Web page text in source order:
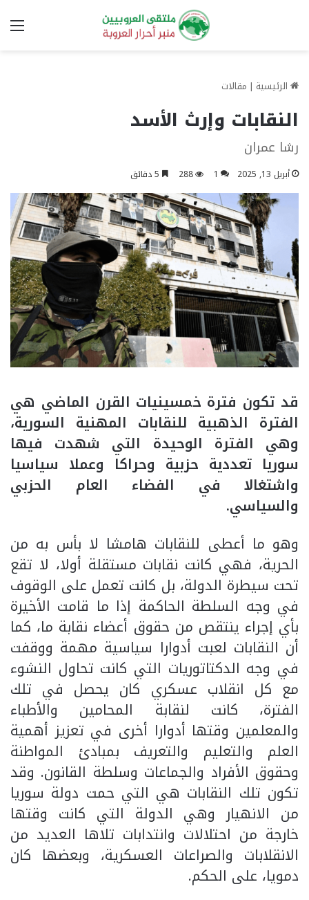
الرئيسية | مقالات
النقابات وإرث الأسد
رشا عمران
أبريل 13, 2025 1
288
قد تكون فترة خمسينيات القرن الماضي هي
الفترة الذهبية للنقابات المهنية السورية،
وهي الفترة الوحيدة التي شهدت فيها
سوريا تعددية حزبية وحراكا وعملا سياسيا
واشتغالا في الفضاء العام الحزبي
والسياسي.
وهو ما أعطى للنقابات هامشا لا بأس به من
الحرية، فهي كانت نقابات مستقلة أولا، لا تقع
تحت سيطرة الدولة، بل كانت تعمل على الوقوف
في وجه السلطة الحاكمة إذا ما قامت الأخيرة
بأي إجراء ينتقص من حقوق أعضاء نقابة ما، كما
أن النقابات لعبت أدوارا سياسية مهمة ووقفت
في وجه الدكتاتوريات التي كانت تحاول النشوء
مع كل انقلاب عسكري كان يحصل في تلك
الفترة، كانت لنقابة المحامين والأطباء
والمعلمين وقتها أدوارا أخرى في تعزيز أهمية
العلم والتعليم والتعريف بمبادئ المواطنة
وحقوق الأفراد والجماعات وسلطة القانون. وقد
تكون تلك النقابات هي التي حمت دولة سوريا
من الانهيار وهي الدولة التي كانت وقتها
خارجة من احتلالات وانتدابات تلاها العديد من
الانقلابات والصراعات العسكرية، وبعضها كان
دمويا، على الحكم.